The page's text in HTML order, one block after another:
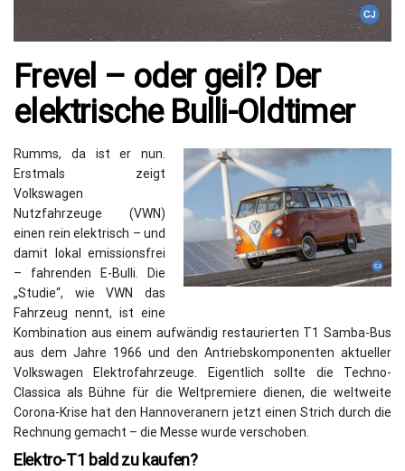
Frevel – oder geil? Der
elektrische Bulli-Oldtimer
Rumms, da ist er nun.
Erstmals zeigt
Volkswagen
Nutzfahrzeuge (VWN)
einen rein elektrisch – und
damit lokal emissionsfrei
– fahrenden E-Bulli. Die
„Studie“, wie VWN das
Fahrzeug nennt, ist eine
Kombination aus einem aufwändig restaurierten T1 Samba-Bus
aus dem Jahre 1966 und den Antriebskomponenten aktueller
Volkswagen Elektrofahrzeuge. Eigentlich sollte die Techno-
Classica als Bühne für die Weltpremiere dienen, die weltweite
Corona-Krise hat den Hannoveranern jetzt einen Strich durch die
Rechnung gemacht – die Messe wurde verschoben.
Elektro-T1 bald zu kaufen?